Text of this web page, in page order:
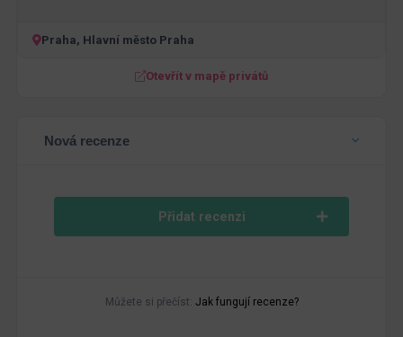
Praha, Hlavní město Praha
Otevřít v mapě privátů
Nová recenze
Přidat recenzi
Můžete si přečíst: Jak fungují recenze?